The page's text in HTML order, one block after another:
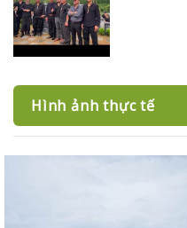
Hình ảnh thực tế